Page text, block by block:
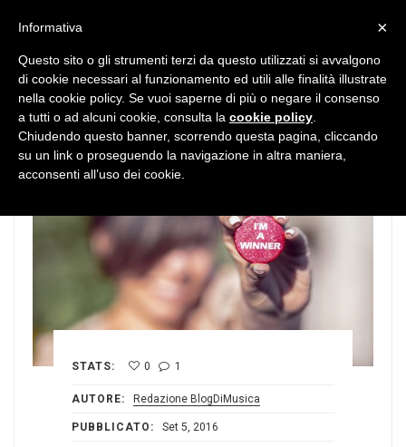
STATS: 0 1
AUTORE: Redazione BlogDiMusica
PUBBLICATO: Set 5, 2016
×
Informativa
Questo sito o gli strumenti terzi da questo utilizzati si avvalgono
di cookie necessari al funzionamento ed utili alle finalità illustrate
nella cookie policy. Se vuoi saperne di più o negare il consenso
a tutti o ad alcuni cookie, consulta la cookie policy
Chiudendo questo banner, scorrendo questa pagina, cliccando
su un link o proseguendo la navigazione in altra maniera,
acconsenti all’uso dei cookie.